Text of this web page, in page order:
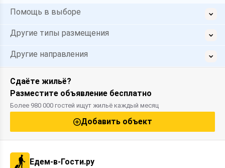
Помощь в выборе
Другие типы размещения
Другие направления
Сдаёте жильё?
Разместите объявление бесплатно
Более 980 000 гостей ищут жильё каждый месяц
Добавить объект
Едем-в-Гости.ру